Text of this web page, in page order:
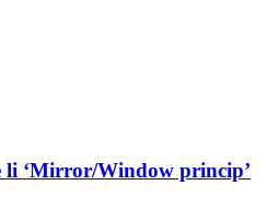
‘Mirror/Window princip’